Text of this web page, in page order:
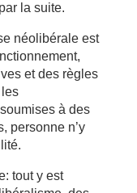
la suite.
néolibérale est
et des règles
à des
personne n’y
tout y est